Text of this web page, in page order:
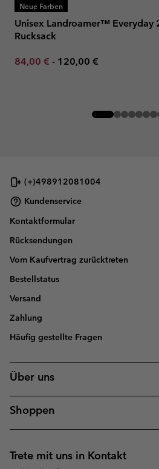
Neue Farben
Unisex Landroamer™ Everyday
Rucksack
Minimum sale price:
84,00 € - Maximum price:
120,00 €
(+)498912081004
Kundenservice
Kontaktformular
Rücksendungen
Vom Kaufvertrag zurücktreten
Bestellstatus
Versand
Zahlung
Häufig gestellte Fragen
Über uns
Shoppen
Trete mit uns in Kontakt